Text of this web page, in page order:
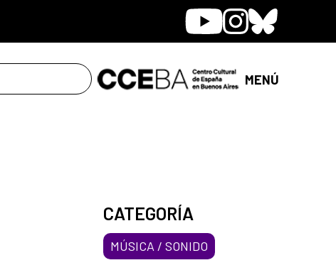
YoutubeInstagram
Bluesky
MENÚ
CATEGORÍA
MÚSICA / SONIDO